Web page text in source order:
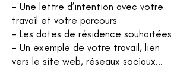
- Une lettre d’intention avec votre
travail et votre parcours
- Les dates de résidence souhaitées
- Un exemple de votre travail, lien
vers le site web, réseaux sociaux...